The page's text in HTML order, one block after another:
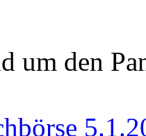
um den